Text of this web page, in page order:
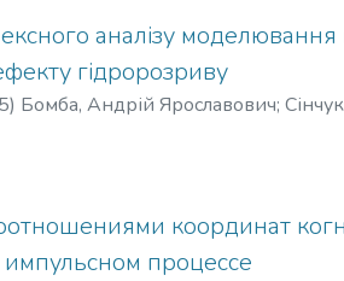
аналізу моделювання
гідророзриву
) Бомба, Андрій Ярославович;
координат
процессе